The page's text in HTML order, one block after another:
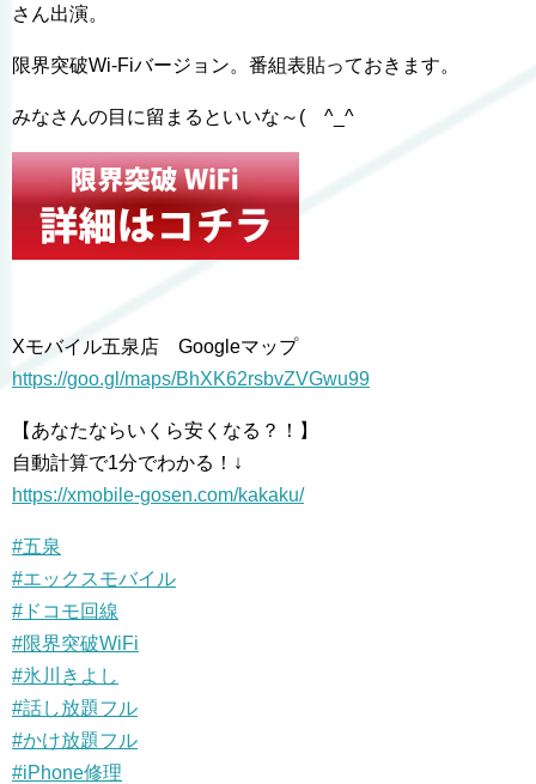
さん出演。
限界突破Wi-Fiバージョン。番組表貼っておきます。
みなさんの目に留まるといいな～( ^_^
Xモバイル五泉店 Googleマップ
https://goo.gl/maps/BhXK62rsbvZVGwu99
【あなたならいくら安くなる？！】
自動計算で1分でわかる！↓
https://xmobile-gosen.com/kakaku/
#五泉
#エックスモバイル
# ドコモ回線
#限界突破WiFi
#氷川きよし
#話し放題フル
#かけ放題フル
#iPhone修理